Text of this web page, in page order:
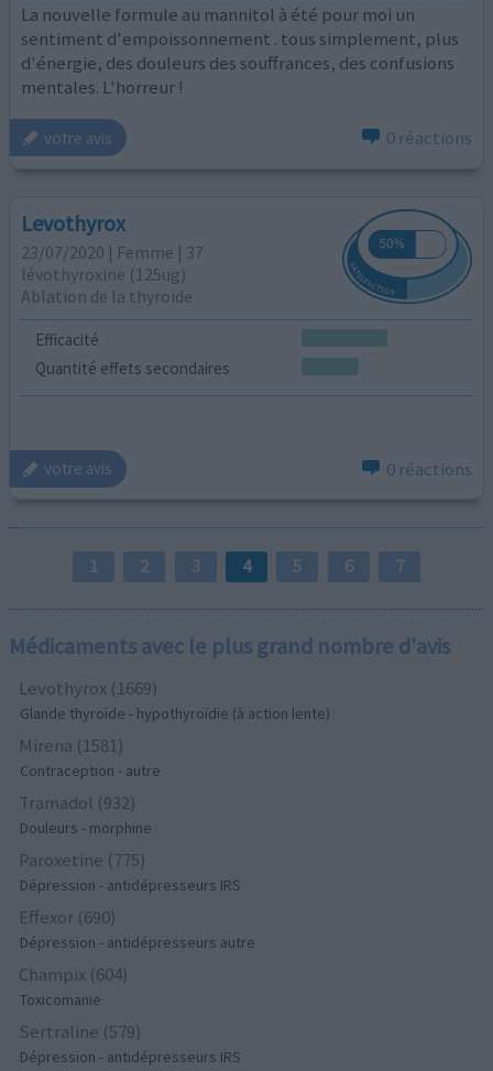
La nouvelle formule au mannitol à été pour moi un
sentiment d'empoissonnement . tous simplement, plus
d'énergie, des douleurs des souffrances, des confusions
mentales. L'horreur !
votre avis 0 réactions
Levothyrox
23/07/2020 | Femme | 37
lévothyroxine (125ug)
Ablation de la thyroïde
Efficacité
Quantité effets secondaires
votre avis 0 réactions
1 2 3 4 5 6 7
Médicaments avec le plus grand nombre d'avis
Levothyrox (1669)
Glande thyroïde - hypothyroïdie (à action lente)
Mirena (1581)
Contraception - autre
Tramadol (932)
Douleurs - morphine
Paroxetine (775)
Dépression - antidépresseurs IRS
Effexor (690)
Dépression - antidépresseurs autre
Champix (604)
Toxicomanie
Sertraline (579)
Dépression - antidépresseurs IRS